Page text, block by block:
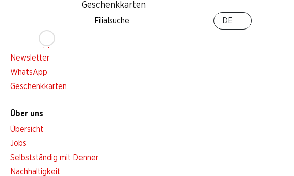
Geschenkkarten
Filialsuche DE
Einkaufsliste
Denner App
Newsletter
WhatsApp
Geschenkkarten
Über uns
Übersicht
Jobs
Selbstständig mit Denner
Nachhaltigkeit